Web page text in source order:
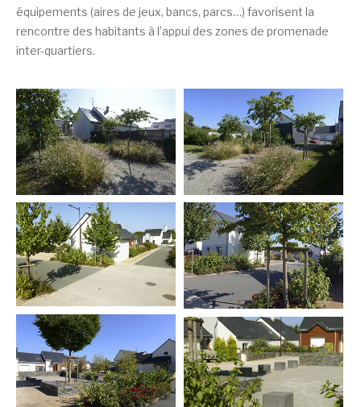
équipements (aires de jeux, bancs, parcs…) favorisent la
rencontre des habitants à l’appui des zones de promenade
inter-quartiers.